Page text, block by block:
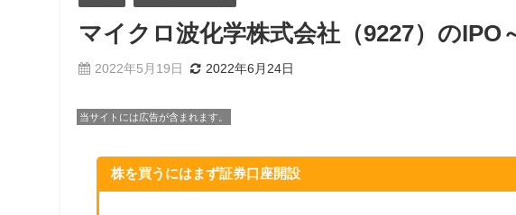
マイクロ波化学株式会社（9227）のIPO
2022年5月19日 2022年6月24日
当サイトには広告が含まれます。
株を買うにはまず証券口座開設